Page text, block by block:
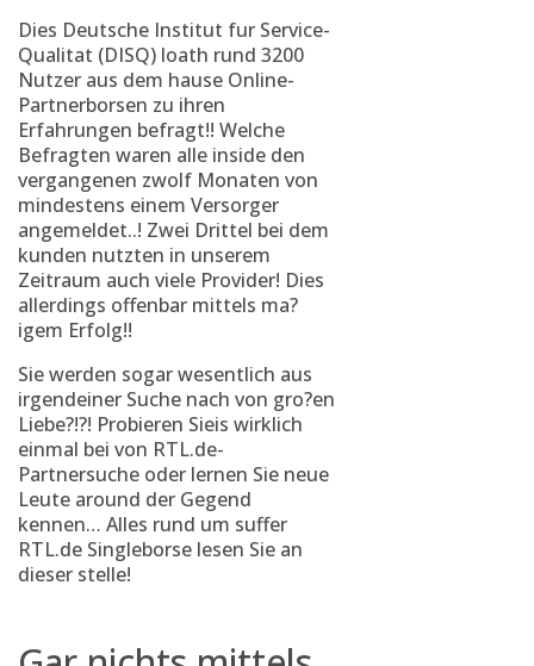
Dies Deutsche Institut fur Service-
Qualitat (DISQ) loath rund 3200
Nutzer aus dem hause Online-
Partnerborsen zu ihren
Erfahrungen befragt!! Welche
Befragten waren alle inside den
vergangenen zwolf Monaten von
mindestens einem Versorger
angemeldet..! Zwei Drittel bei dem
kunden nutzten in unserem
Zeitraum auch viele Provider! Dies
allerdings offenbar mittels ma?
igem Erfolg!!
Sie werden sogar wesentlich aus
irgendeiner Suche nach von gro?en
Liebe?!?! Probieren Sieis wirklich
einmal bei von RTL.de-
Partnersuche oder lernen Sie neue
Leute around der Gegend
kennen… Alles rund um suffer
RTL.de Singleborse lesen Sie an
dieser stelle!